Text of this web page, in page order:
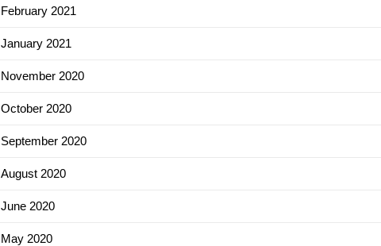
February 2021
January 2021
November 2020
October 2020
September 2020
August 2020
June 2020
May 2020